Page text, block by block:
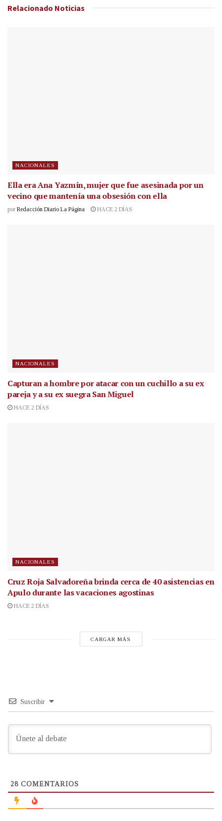
Relacionado Noticias
NACIONALES
Ella era Ana Yazmín, mujer que fue asesinada por un
vecino que mantenía una obsesión con ella
por Redacción Diario La Página HACE 2 DÍAS
NACIONALES
Capturan a hombre por atacar con un cuchillo a su ex
pareja y a su ex suegra San Miguel
HACE 2 DÍAS
NACIONALES
Cruz Roja Salvadoreña brinda cerca de 40 asistencias en
Apulo durante las vacaciones agostinas
HACE 2 DÍAS
CARGAR MÁS
Suscribir
28 COMENTARIOS